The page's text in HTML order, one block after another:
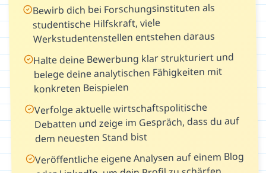
Bewirb dich bei Forschungsinstituten als
studentische Hilfskraft, viele
Werkstudentenstellen entstehen daraus
Halte deine Bewerbung klar strukturiert und
belege deine analytischen Fähigkeiten mit
konkreten Beispielen
Verfolge aktuelle wirtschaftspolitische
Debatten und zeige im Gespräch, dass du auf
dem neuesten Stand bist
Veröffentliche eigene Analysen auf einem Blog